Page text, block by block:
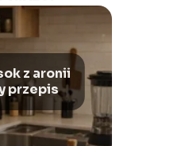
z aronii
przepis